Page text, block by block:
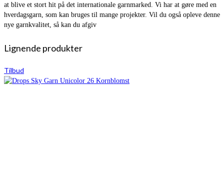
at blive et stort hit på det internationale garnmarked. Vi har at gøre med en
hverdagsgarn, som kan bruges til mange projekter. Vil du også opleve denne
nye garnkvalitet, så kan du afgiv
Lignende produkter
Tilbud